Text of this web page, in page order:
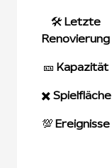
🛠️ Letzte
Renovierung
🎫 Kapazität
✖️ Spielfläche
💯 Ereignisse